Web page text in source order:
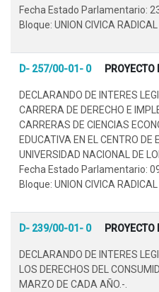
Fecha Estado Parlamentario:
Bloque: UNION CIVICA RADICAL
D- 257/00-01- 0 PROYECTO
DECLARANDO DE INTERES
CARRERA DE DERECHO E
CARRERAS DE CIENCIAS
EDUCATIVA EN EL CENTRO DE
UNIVERSIDAD NACIONAL DE
Fecha Estado Parlamentario:
Bloque: UNION CIVICA RADICAL
D- 239/00-01- 0 PROYECTO
DECLARANDO DE INTERES
LOS DERECHOS DEL
MARZO DE CADA AÑO.-.